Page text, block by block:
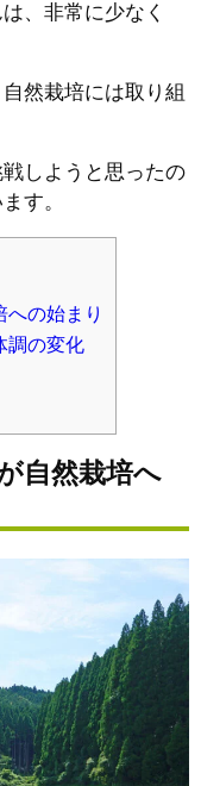
、非常に少なく
然栽培には取り組
しようと思ったの
す。
の始まり
調の変化
自然栽培へ